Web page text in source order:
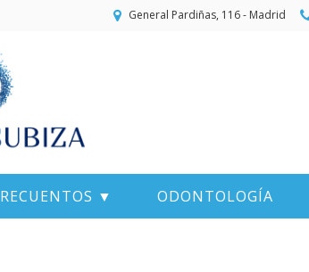
General Pardiñas, 116 - Madrid
RECUENTOS ▼ ODONTOLOGÍA